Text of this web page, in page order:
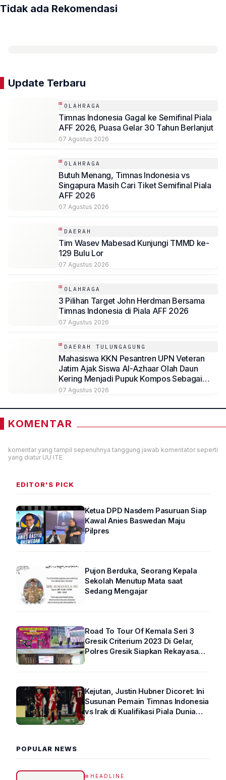
Tidak ada Rekomendasi
Update Terbaru
OLAHRAGA
Timnas Indonesia Gagal ke Semifinal Piala
AFF 2026, Puasa Gelar 30 Tahun Berlanjut
07 Agustus 2026
OLAHRAGA
Butuh Menang, Timnas Indonesia vs
Singapura Masih Cari Tiket Semifinal Piala
AFF 2026
07 Agustus 2026
DAERAH
Tim Wasev Mabesad Kunjungi TMMD ke-
129 Bulu Lor
07 Agustus 2026
OLAHRAGA
3 Pilihan Target John Herdman Bersama
Timnas Indonesia di Piala AFF 2026
07 Agustus 2026
DAERAH TULUNGAGUNG
Mahasiswa KKN Pesantren UPN Veteran
Jatim Ajak Siswa Al-Azhaar Olah Daun
Kering Menjadi Pupuk Kompos Sebagai
Solusi Ramah Lingkungan
07 Agustus 2026
KOMENTAR
komentar yang tampil sepenuhnya tanggung jawab komentator seperti
yang diatur UU ITE
EDITOR'S PICK
Ketua DPD Nasdem Pasuruan Siap
Kawal Anies Baswedan Maju
Pilpres
Pujon Berduka, Seorang Kepala
Sekolah Menutup Mata saat
Sedang Mengajar
Road To Tour Of Kemala Seri 3
Gresik Criterium 2023 Di Gelar,
Polres Gresik Siapkan Rekayasa
Kejutan, Justin Hubner Dicoret: Ini
Susunan Pemain Timnas Indonesia
vs Irak di Kualifikasi Piala Dunia
POPULAR NEWS
HEADLINE